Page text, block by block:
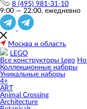
8 (495) 981-31-10
9:00 — 22:00, ежедневно
Москва и область
LEGO
Все конструкторы Lego
Коллекционные наборы
Уникальные наборы
4+
ART
Animal Crossing
Architecture